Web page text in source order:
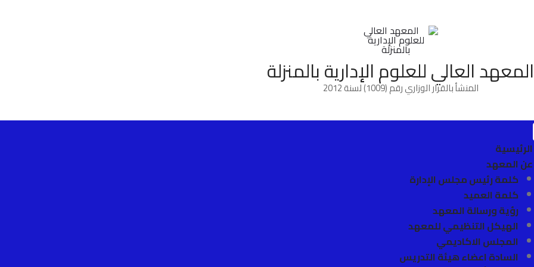
المعهد العالي للعلوم الإدارية بالمنزلة
المنشأ بالقرار الوزاري رقم (1009) لسنة 2012
الرئيسية
عن المعهد
كلمة رئيس مجلس الإدارة
كلمة العميد
رؤية ورسالة المعهد
الهيكل التنظيمي للمعهد
المجلس الاكاديمي
السادة اعضاء هيئة التدريس